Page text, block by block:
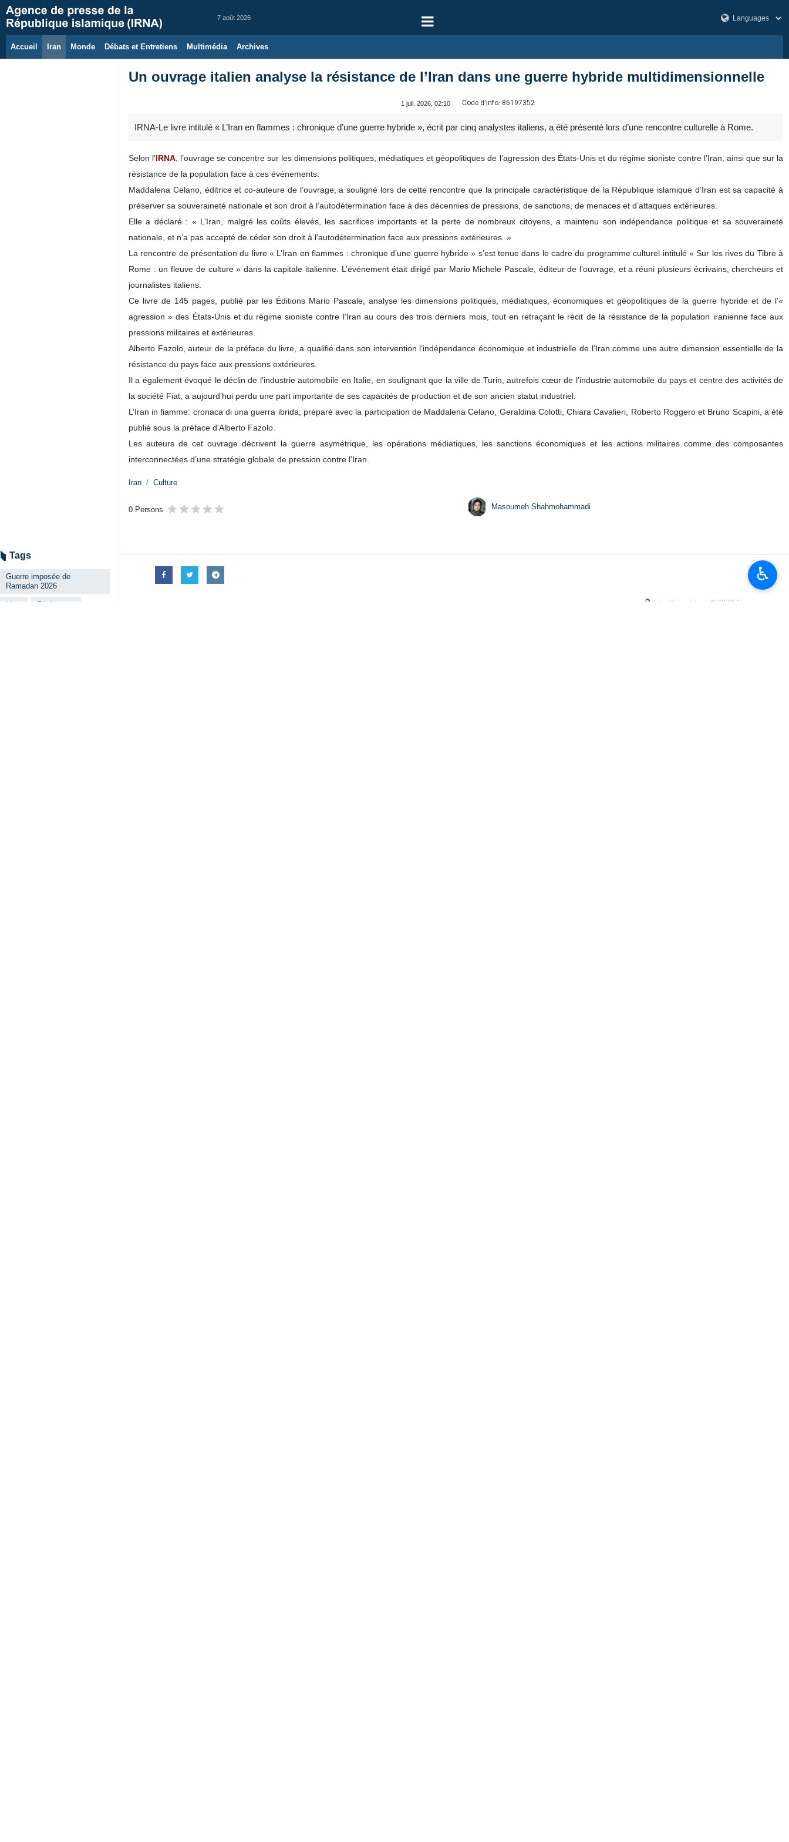
7 août 2026
Accueil Iran Monde Débats et Entretiens Multimédia Archives
Un ouvrage italien analyse la résistance de l’Iran dans une guerre hybride multidimensionnelle
1 juil. 2026, 02:10 Code d'info: 86197352
IRNA-Le livre intitulé « L’Iran en flammes : chronique d’une guerre hybride », écrit par cinq analystes italiens, a été présenté lors d’une rencontre culturelle à Rome.
Selon l'IRNA , l’ouvrage se concentre sur les dimensions politiques, médiatiques et géopolitiques de l’agression des États-Unis et du régime sioniste contre l’Iran, ainsi que sur la
résistance de la population face à ces événements.
Maddalena Celano, éditrice et co-auteure de l’ouvrage, a souligné lors de cette rencontre que la principale caractéristique de la République islamique d’Iran est sa capacité à
préserver sa souveraineté nationale et son droit à l’autodétermination face à des décennies de pressions, de sanctions, de menaces et d’attaques extérieures.
Elle a déclaré : « L’Iran, malgré les coûts élevés, les sacrifices importants et la perte de nombreux citoyens, a maintenu son indépendance politique et sa souveraineté
nationale, et n’a pas accepté de céder son droit à l’autodétermination face aux pressions extérieures. »
La rencontre de présentation du livre « L’Iran en flammes : chronique d’une guerre hybride » s’est tenue dans le cadre du programme culturel intitulé « Sur les rives du Tibre à
Rome : un fleuve de culture » dans la capitale italienne. L’événement était dirigé par Mario Michele Pascale, éditeur de l’ouvrage, et a réuni plusieurs écrivains, chercheurs et
journalistes italiens.
Ce livre de 145 pages, publié par les Éditions Mario Pascale, analyse les dimensions politiques, médiatiques, économiques et géopolitiques de la guerre hybride et de l’«
agression » des États-Unis et du régime sioniste contre l’Iran au cours des trois derniers mois, tout en retraçant le récit de la résistance de la population iranienne face aux
pressions militaires et extérieures.
Alberto Fazolo, auteur de la préface du livre, a qualifié dans son intervention l’indépendance économique et industrielle de l’Iran comme une autre dimension essentielle de la
résistance du pays face aux pressions extérieures.
Il a également évoqué le déclin de l’industrie automobile en Italie, en soulignant que la ville de Turin, autrefois cœur de l’industrie automobile du pays et centre des activités de
la société Fiat, a aujourd’hui perdu une part importante de ses capacités de production et de son ancien statut industriel.
L’Iran in fiamme: cronaca di una guerra ibrida, préparé avec la participation de Maddalena Celano, Geraldina Colotti, Chiara Cavalieri, Roberto Roggero et Bruno Scapini, a été
publié sous la préface d'Alberto Fazolo.
Les auteurs de cet ouvrage décrivent la guerre asymétrique, les opérations médiatiques, les sanctions économiques et les actions militaires comme des composantes
interconnectées d’une stratégie globale de pression contre l’Iran.
Iran Culture
0 Persons Masoumeh Shahmohammadi
Tags
Guerre imposée de
Ramadan 2026
Livre Résistance
♿︎